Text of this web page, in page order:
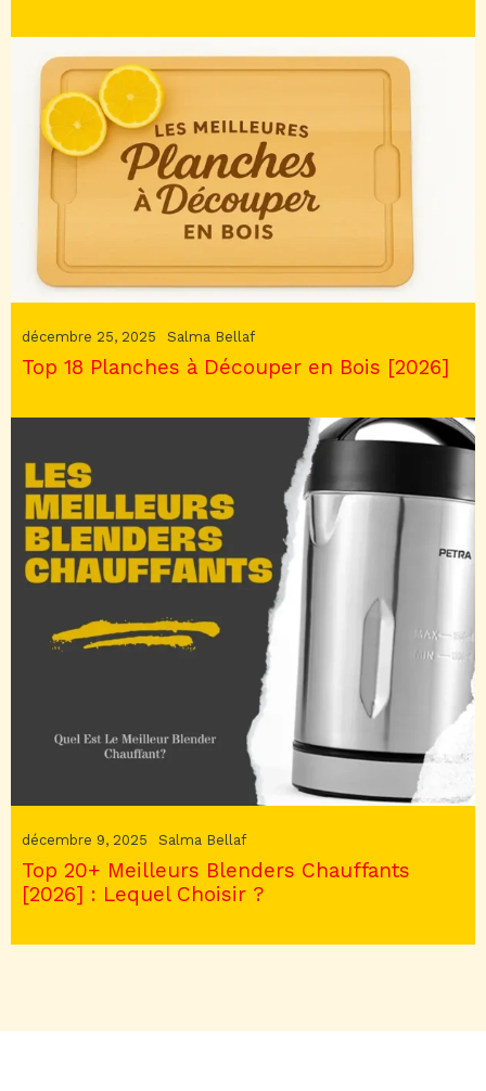
décembre 25, 2025 Salma Bellaf
Top 18 Planches à Découper en Bois [2026]
décembre 9, 2025 Salma Bellaf
Top 20+ Meilleurs Blenders Chauffants
[2026] : Lequel Choisir ?